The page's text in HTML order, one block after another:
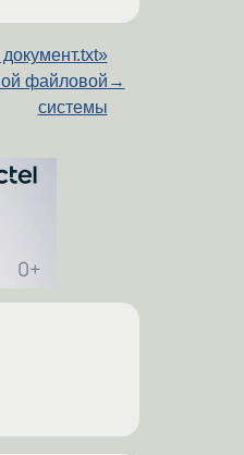
файловой
системы
→